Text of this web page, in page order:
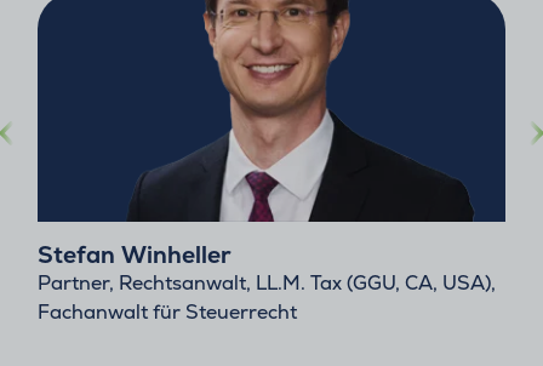
Stefan Winheller
Partner, Rechtsanwalt, LL.M. Tax (GGU, CA, USA),
Fachanwalt für Steuerrecht